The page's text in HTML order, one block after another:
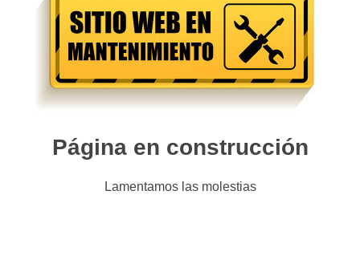
Página en construcción
Lamentamos las molestias